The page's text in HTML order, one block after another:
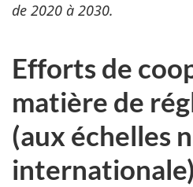
de 2020 à 2030.
Efforts de
matière de
(aux échelles
internationale)